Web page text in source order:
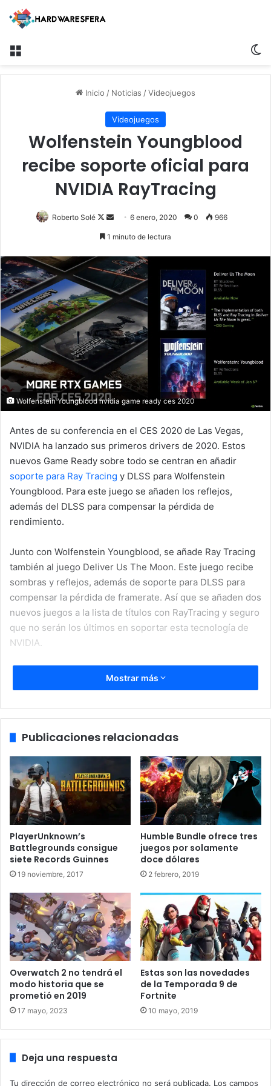
Menú
Inicio / Noticias /Videojuegos
Videojuegos
Wolfenstein Youngblood
recibe soporte oficial para
NVIDIA RayTracing
Roberto Solé
Follow
Send6 enero, 2020 0 966
1 minuto de lectura
Wolfenstein Youngblood nvidia game ready ces 2020
Antes de su conferencia en el CES 2020 de Las Vegas,
NVIDIA ha lanzado sus primeros drivers de 2020. Estos
nuevos Game Ready sobre todo se centran en añadir
soporte para Ray Tracing y DLSS para Wolfenstein
Youngblood. Para este juego se añaden los reflejos,
además del DLSS para compensar la pérdida de
rendimiento.
Junto con Wolfenstein Youngblood, se añade Ray Tracing
también al juego Deliver Us The Moon. Este juego recibe
sombras y reflejos, además de soporte para DLSS para
compensar la pérdida de framerate. Así que se añaden dos
nuevos juegos a la lista de títulos con RayTracing y seguro
que no serán los últimos en soportar esta tecnología de
NVIDIA.
[amazon box=»B07TW9XFH8″]
Wolfenstein Youngblood y
Deliver Us The Moon reciben
RayTracing
Estos dos juegos se suman a la creciente lista de títulos
que implementan o implementaran soporte para trazados
de rayos. Control, Battlefield V, Quake II RTX o Shadow of
the Tomb Raider, mientras que Minecraft deberia recibir
esta tecnología este año. Pese a que Wolfenstein
Youngblood ya aparecía como juego con soporta para el
trazado de rayos, aún no se había implementado.
con gran éxito, entre otros, debido a su gran calidad
gráfica. La implementación de RayTracing de NVIDIA a este
título sólo hace que añadir un elemento de calidad
adicional al juego. Desde hoy mismo, 6 de enero, ya hay
compatibilidad mediante drivers para esta tecnología en
Wolfenstein Youngblood. También está disponible la
actualización del juego que añade esta tecnología.
Mostrar más
Publicaciones relacionadas
PlayerUnknown’s
Battlegrounds consigue
siete Records Guinnes
19 noviembre, 2017
Humble Bundle ofrece tres
juegos por solamente
doce dólares
2 febrero, 2019
Overwatch 2 no tendrá el
modo historia que se
prometió en 2019
17 mayo, 2023
Estas son las novedades
de la Temporada 9 de
Fortnite
10 mayo, 2019
Deja una respuesta
Tu dirección de correo electrónico no será publicada. Los campos